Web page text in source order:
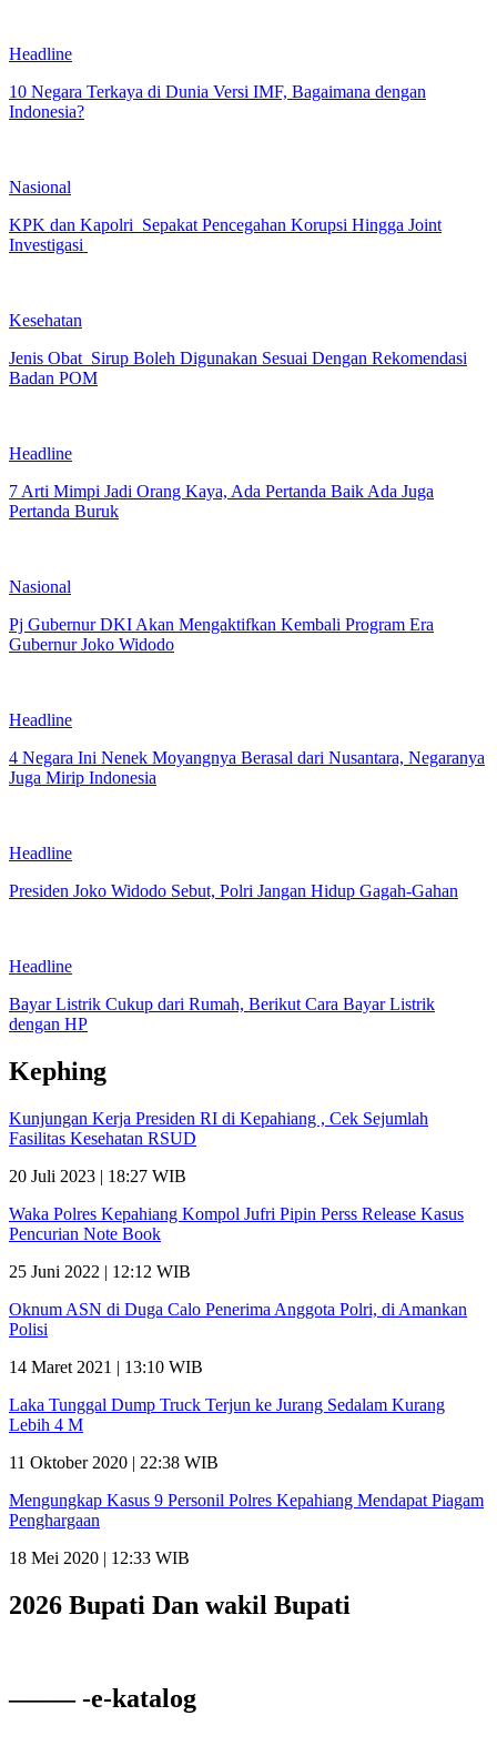
Headline
10 Negara Terkaya di Dunia Versi IMF, Bagaimana dengan
Indonesia?
Nasional
KPK dan Kapolri Sepakat Pencegahan Korupsi Hingga Joint
Investigasi
Kesehatan
Jenis Obat Sirup Boleh Digunakan Sesuai Dengan Rekomendasi
Badan POM
Headline
7 Arti Mimpi Jadi Orang Kaya, Ada Pertanda Baik Ada Juga
Pertanda Buruk
Nasional
Pj Gubernur DKI Akan Mengaktifkan Kembali Program Era
Gubernur Joko Widodo
Headline
4 Negara Ini Nenek Moyangnya Berasal dari Nusantara, Negaranya
Juga Mirip Indonesia
Headline
Presiden Joko Widodo Sebut, Polri Jangan Hidup Gagah-Gahan
Headline
Bayar Listrik Cukup dari Rumah, Berikut Cara Bayar Listrik
dengan HP
Kephing
Kunjungan Kerja Presiden RI di Kepahiang , Cek Sejumlah
Fasilitas Kesehatan RSUD
20 Juli 2023 | 18:27 WIB
Waka Polres Kepahiang Kompol Jufri Pipin Perss Release Kasus
Pencurian Note Book
25 Juni 2022 | 12:12 WIB
Oknum ASN di Duga Calo Penerima Anggota Polri, di Amankan
Polisi
14 Maret 2021 | 13:10 WIB
Laka Tunggal Dump Truck Terjun ke Jurang Sedalam Kurang
Lebih 4 M
11 Oktober 2020 | 22:38 WIB
Mengungkap Kasus 9 Personil Polres Kepahiang Mendapat Piagam
Penghargaan
18 Mei 2020 | 12:33 WIB
2026 Bupati Dan wakil Bupati
——– -e-katalog